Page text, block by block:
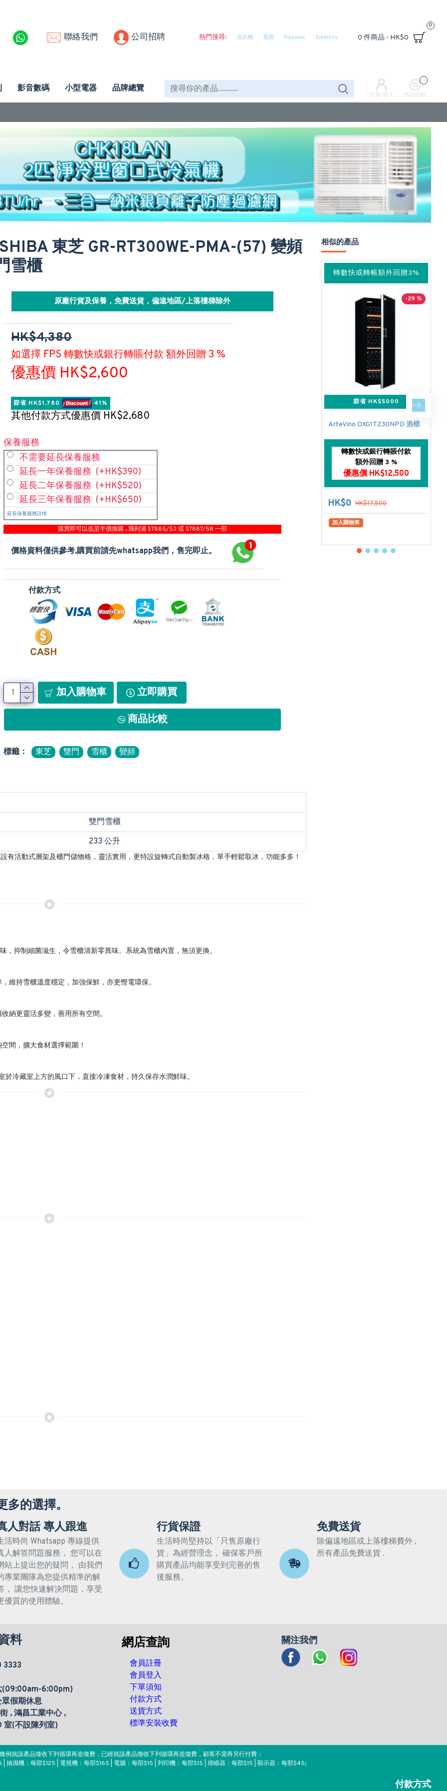
聯絡我們 公司招聘 熱門搜尋: 洗衣機 電視 Rasonic Siemens 0 件商品 - HK$0
0
影音數碼 小型電器 品牌總覽
註冊/登入 商品比較
0
東芝 GR-RT300WE-PMA-(57) 變頻
雪櫃
原廠行貨及保養，免費送貨，偏遠地區/上落樓梯除外
HK$4,380
如選擇 FPS 轉數快或銀行轉賬付款 額外回贈 3 %
優惠價 HK$2,600
節省 HK$1,780 41%
其他付款方式優惠價 HK$2,680
保養服務
不需要延長保養服務
延長一年保養服務 (+HK$390)
延長二年保養服務 (+HK$520)
延長三年保養服務 (+HK$650)
延長保養服務詳情
購買即可以低至半價換購 , 飛利浦 S7885/53 或 S7887/58 一部
價格資料僅供參考,購買前請先whatsapp我們，售完即止。
付款方式
加入購物車 立即購買
商品比較
標籤： 東芝 雙門 雪櫃 變頻
雙門雪櫃
233 公升
活動式層架及櫃門儲物格，靈活實用，更特設旋轉式自動製冰格，單手輕鬆取冰，功能多多！
抑制細菌滋生，令雪櫃清新零異味。系統為雪櫃內置，無須更換。
維持雪櫃溫度穩定，加強保鮮，亦更慳電環保。
納更靈活多變，善用所有空間。
間，擴大食材選擇範圍！
冷藏室上方的風口下，直接冷凍食材，持久保存水潤鮮味。
相似的產品
轉數快或轉帳額外回贈3%
-29 %
節省 HK$5000
ArteVino OXG1T230NPD 酒櫃
轉數快或銀行轉賬付款
額外回贈 3 %
優惠價 HK$12,500
HK$0 HK$17,500
加入購物車
的選擇。
人對話 專人跟進
活時尚 Whatsapp 專線提供
人解答問題服務， 您可以在
站上提出您的疑問， 由我們
專業團隊為您提供精準的解
， 讓您快速解決問題，享受
優質的使用體驗。
行貨保證
生活時尚堅持以「只售原廠行
貨」為經營理念， 確保客戶所
購買產品均能享受到完善的售
後服務。
免費送貨
除偏遠地區或上落樓梯費外 ,
所有產品免費送貨 .
料
3333
(09:00am-6:00pm)
假期休息
, 鴻昌工業中心 ,
室(不設陳列室)
網店查詢
會員註冊
會員登入
下單須知
付款方式
送貨方式
標準安裝收費
關注我們
就該產品徵收下列循環再造徵費，已經就該產品徵收下列循環再造徵費，顧客不需再另行付費：
抽濕機：每部$125 | 電視機：每部$165 | 電腦：每部$15 | 列印機：每部$15 | 掃瞄器：每部$15 | 顯示器：每部$45;
付款方式